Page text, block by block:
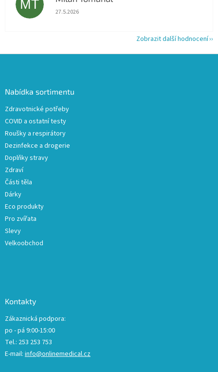
MT Hodnocení obchodu je 5 z 5 hvězdiček.
27.5.2026
Zobrazit další hodnocení
Nabídka sortimentu
Zdravotnické potřeby
COVID a ostatní testy
Roušky a respirátory
Dezinfekce a drogerie
Doplňky stravy
Zdraví
Části těla
Dárky
Eco produkty
Pro zvířata
Slevy
Velkoobchod
Kontakty
Zákaznická podpora:
po - pá 9:00-15:00
Tel.: 253 253 753
E-mail: info@onlinemedical.cz